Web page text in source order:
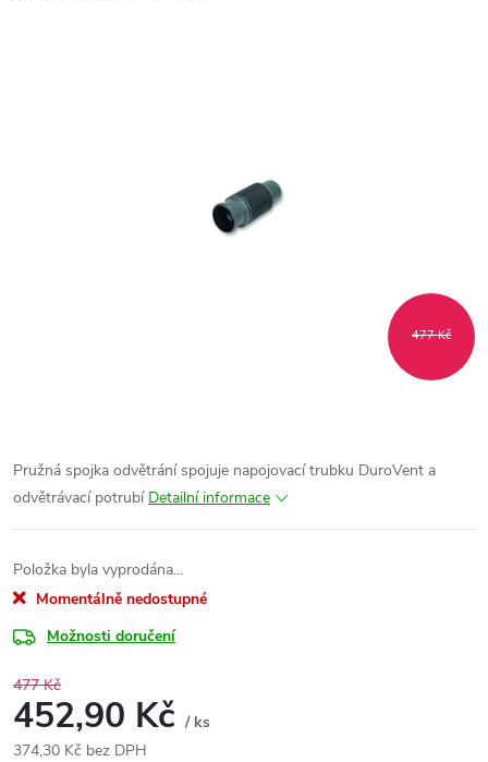
477 Kč
Pružná spojka odvětrání spojuje napojovací trubku DuroVent a
odvětrávací potrubí Detailní informace
Položka byla vyprodána…
Momentálně nedostupné
Možnosti doručení
477 Kč
452,90 Kč / ks
374,30 Kč bez DPH